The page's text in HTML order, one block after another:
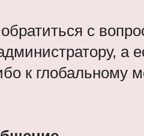
с
а
к глобальному